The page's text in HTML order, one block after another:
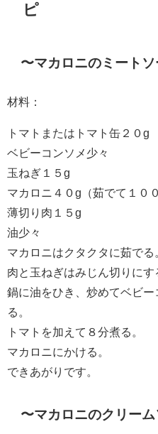
ピ
〜マカロニのミート
材料：
トマトまたはトマト缶２０g
ベビーコンソメ少々
玉ねぎ１５g
マカロニ４０g（茹でて１００
薄切り肉１５g
油少々
マカロニはクタクタに茹でる
肉と玉ねぎはみじん切りにす
鍋に油をひき、炒めてベビ
る。
トマトを加えて８分煮る。
マカロニにかける。
できあがりです。
〜マカロニのクリー